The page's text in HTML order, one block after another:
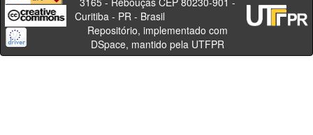
Curitiba - PR - Brasil
Repositório, implementado com
DSpace, mantido pela UTFPR